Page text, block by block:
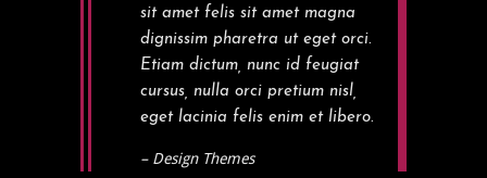
sit amet felis sit amet magna
dignissim pharetra ut eget orci.
Etiam dictum, nunc id feugiat
cursus, nulla orci pretium nisl,
eget lacinia felis enim et libero.
– Design Themes